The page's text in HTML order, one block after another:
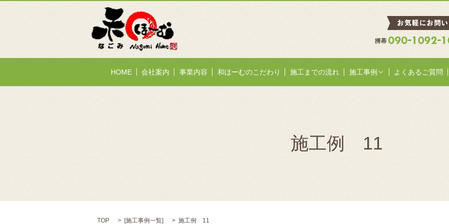
HOME 会社案内 事業内容 和ほーむのこだわり 施工までの流れ 施工事例 よくあるご質問
施工例 11
TOP [施工事例一覧] 施工例 11